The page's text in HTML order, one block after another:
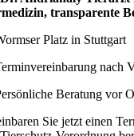
transparente
Platz in Stuttgart
nach
Beratung vor
Sie jetzt einen